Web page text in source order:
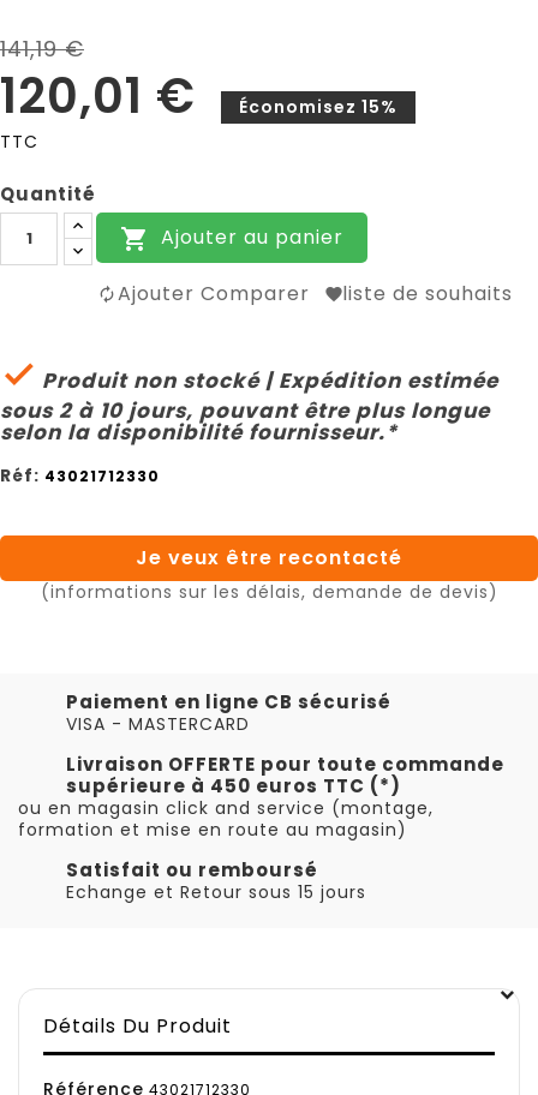
141,19 €
120,01 €
Économisez 15%
TTC
Quantité
 Ajouter au panier
Ajouter Comparer liste de souhaits
 Produit non stocké | Expédition estimée
sous 2 à 10 jours, pouvant être plus longue
selon la disponibilité fournisseur.*
Réf: 43021712330
Je veux être recontacté
(informations sur les délais, demande de devis)
Paiement en ligne CB sécurisé
VISA - MASTERCARD
Livraison OFFERTE pour toute commande
supérieure à 450 euros TTC (*)
ou en magasin click and service (montage,
formation et mise en route au magasin)
Satisfait ou remboursé
Echange et Retour sous 15 jours
Détails Du Produit
Référence 43021712330